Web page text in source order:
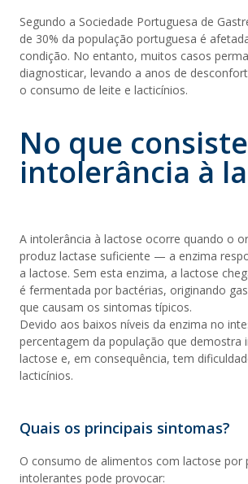
Segundo a Sociedade Portuguesa de
de 30% da população portuguesa é
condição. No entanto, muitos casos
diagnosticar, levando a anos de
o consumo de leite e lacticínios.
No que
intolerância à
A intolerância à lactose ocorre quando o
produz lactase suficiente — a enzima
a lactose. Sem esta enzima, a lactose
é fermentada por bactérias, originando
que causam os sintomas típicos.
Devido aos baixos níveis da enzima no
percentagem da população que demostra
lactose e, em consequência, tem
lacticínios.
Quais os principais sintomas?
O consumo de alimentos com lactose por
intolerantes pode provocar: